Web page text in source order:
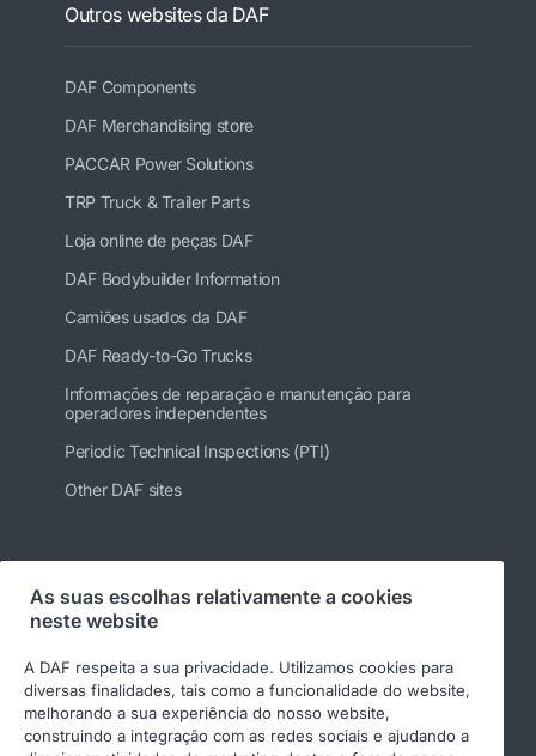
Outros websites da DAF
DAF Components
DAF Merchandising store
PACCAR Power Solutions
TRP Truck & Trailer Parts
Loja online de peças DAF
DAF Bodybuilder Information
Camiões usados da DAF
DAF Ready-to-Go Trucks
Informações de reparação e manutenção para
operadores independentes
Periodic Technical Inspections (PTI)
Other DAF sites
Siga-nos
As suas escolhas relativamente a cookies
neste website
A DAF respeita a sua privacidade. Utilizamos cookies para
diversas finalidades, tais como a funcionalidade do website,
melhorando a sua experiência do nosso website,
construindo a integração com as redes sociais e ajudando a